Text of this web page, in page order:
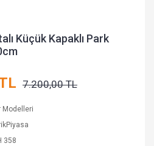
Küçük Kapaklı Park
7.200,00 TL
Modelleri
358